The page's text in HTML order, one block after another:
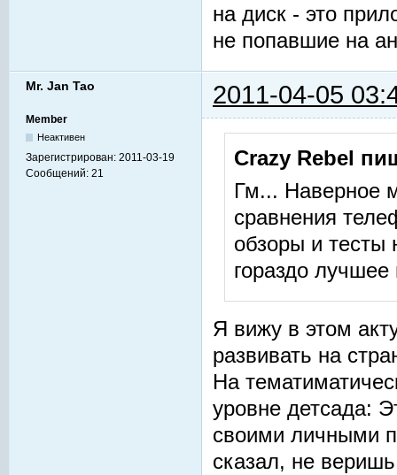
на диск - это
не попавшие на
Mr. Jan Tao 2011-04-05
Member
Неактивен
Зарегистрирован: 2011-03-19
Сообщений: 21
Crazy Rebel
Гм... Наверное
сравнения
обзоры и тесты
гораздо лучшее
Я вижу в этом
развивать на
На
уровне детсада:
своими личными
сказал, не